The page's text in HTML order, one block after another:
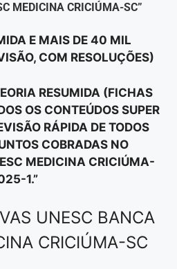
MEDICINA CRICIÚMA-SC”
E MAIS DE 40 MIL
COM RESOLUÇÕES)
RESUMIDA (FICHAS
OS CONTEÚDOS SUPER
RÁPIDA DE TODOS
COBRADAS NO
MEDICINA CRICIÚMA-
1.”
UNESC BANCA
CRICIÚMA-SC